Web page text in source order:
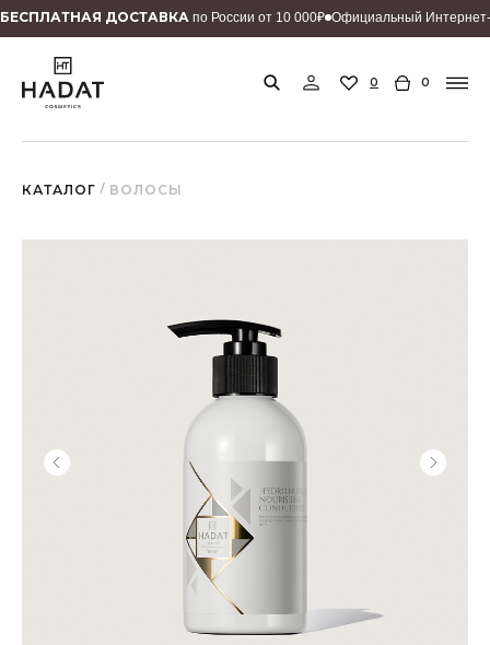
БEСПЛАТНАЯ ДОСТАВКА по России от 10 000₽ Официальный Интернет-
0
0
/ ВОЛОСЫ
КАТАЛОГ